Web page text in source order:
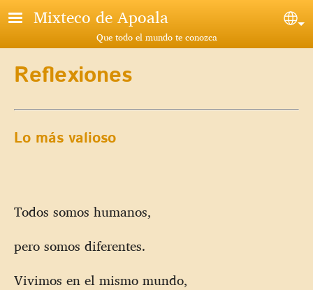
Pasar al contenido principal
Mixteco de Apoala
Que todo el mundo te conozca
Reflexiones
Lo más valioso
Todos somos humanos,
pero somos diferentes.
Vivimos en el mismo mundo,